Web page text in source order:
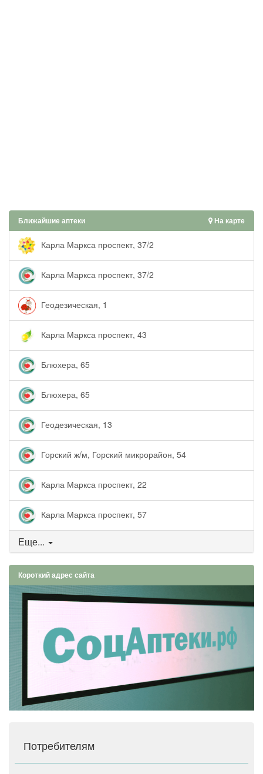
Ближайшие аптеки На карте
Карла Маркса проспект, 37/2
Карла Маркса проспект, 37/2
Геодезическая, 1
Карла Маркса проспект, 43
Блюхера, 65
Блюхера, 65
Геодезическая, 13
Горский ж/м, Горский микрорайон, 54
Карла Маркса проспект, 22
Карла Маркса проспект, 57
Еще...
Короткий адрес сайта
Потребителям